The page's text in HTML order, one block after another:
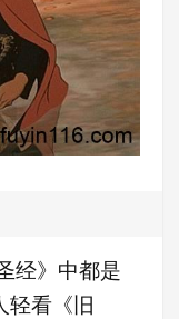
经》中都是
轻看《旧